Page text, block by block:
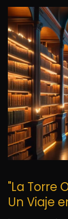
"La Torre
Un Viaje